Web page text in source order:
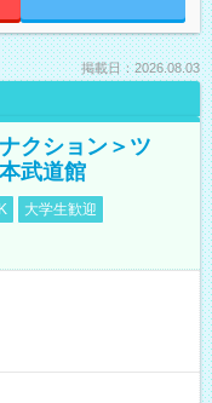
掲載日：2026.08.03
クション＞ツ
武道館
大学生歓迎